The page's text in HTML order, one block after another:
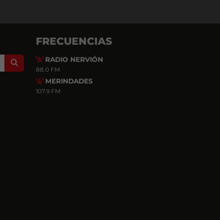
Search
FRECUENCIAS
RADIO NERVIÓN
88.0 FM
MERINDADES
107.9 FM